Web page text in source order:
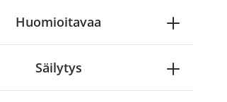
Huomioitavaa
Säilytys